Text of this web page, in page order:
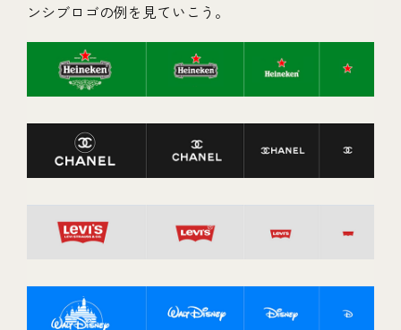
ンシブロゴの例を見ていこう。